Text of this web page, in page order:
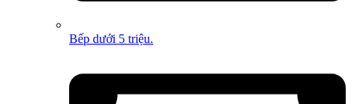
Bếp dưới 5 triệu.